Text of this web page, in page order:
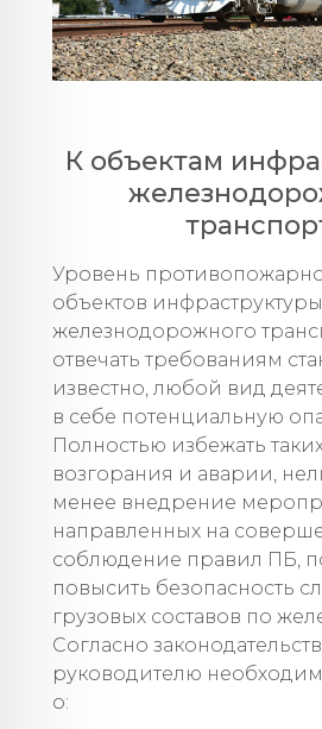
К объектам
Уровень
объектов инфраструктуры
железнодорожного
отвечать требованиям
известно, любой вид
в себе потенциальную
Полностью избежать
возгорания и аварии,
менее внедрение
направленных на
соблюдение правил ПБ,
повысить безопасность
грузовых составов по
Согласно
руководителю
о: